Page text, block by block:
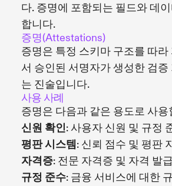
다. 증명에 포함되는 필드와 데
합니다.
증명(Attestations)
증명은 특정 스키마 구조를 따라
서 승인된 서명자가 생성한 검증
는 진술입니다.
사용 사례
증명은 다음과 같은 용도로 사
신원 확인: 사용자 신원 및 규정
평판 시스템 : 신뢰 점수 및 평판
자격증: 전문 자격증 및 자격 발급
규정 준수: 금융 서비스에 대한